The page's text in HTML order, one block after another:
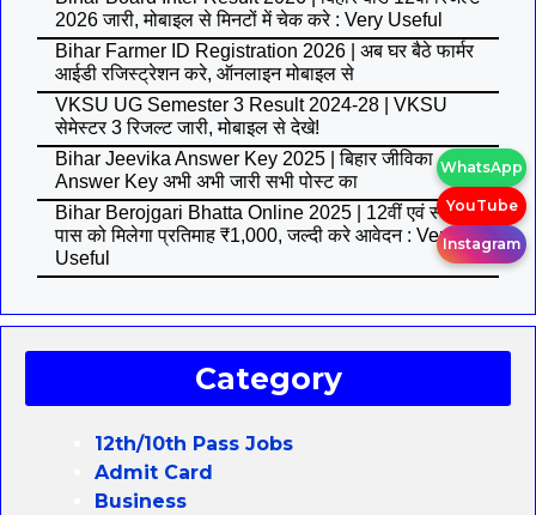
2026 जारी, मोबाइल से मिनटों में चेक करे : Very Useful
Bihar Farmer ID Registration 2026 | अब घर बैठे फार्मर
आईडी रजिस्ट्रेशन करे, ऑनलाइन मोबाइल से
VKSU UG Semester 3 Result 2024-28 | VKSU
सेमेस्टर 3 रिजल्ट जारी, मोबाइल से देखे!
Bihar Jeevika Answer Key 2025 | बिहार जीविका
Answer Key अभी अभी जारी सभी पोस्ट का
Bihar Berojgari Bhatta Online 2025 | 12वीं एवं स्नातक
पास को मिलेगा प्रतिमाह ₹1,000, जल्दी करे आवेदन : Very
Useful
Category
12th/10th Pass Jobs
Admit Card
Business
WhatsApp
YouTube
Instagram